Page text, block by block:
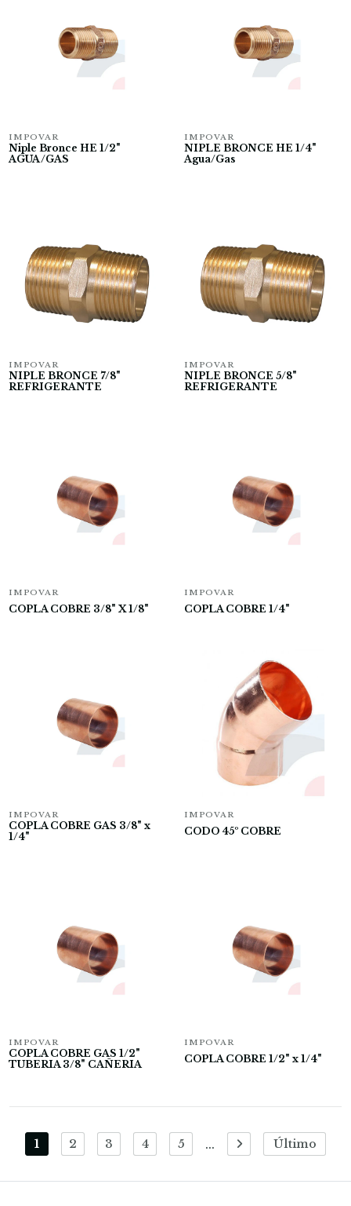
IMPOVAR
Niple Bronce HE 1/2"
AGUA/GAS
IMPOVAR
NIPLE BRONCE HE 1/4"
Agua/Gas
IMPOVAR
NIPLE BRONCE 7/8"
REFRIGERANTE
IMPOVAR
NIPLE BRONCE 5/8"
REFRIGERANTE
IMPOVAR
COPLA COBRE 3/8" X 1/8"
IMPOVAR
COPLA COBRE 1/4"
IMPOVAR
COPLA COBRE GAS 3/8" x
1/4"
IMPOVAR
CODO 45º COBRE
IMPOVAR
COPLA COBRE GAS 1/2"
TUBERIA 3/8" CAÑERIA
IMPOVAR
COPLA COBRE 1/2" x 1/4"
1 2 3 4 5 ... Último